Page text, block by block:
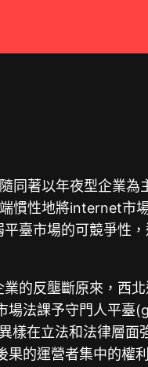
著以年夜型企業為
慣性地將internet市
臺市場的可競爭性
的反壟斷原來，西
場法課予守門人平臺
在立法和法律層面
的運營者集中的權